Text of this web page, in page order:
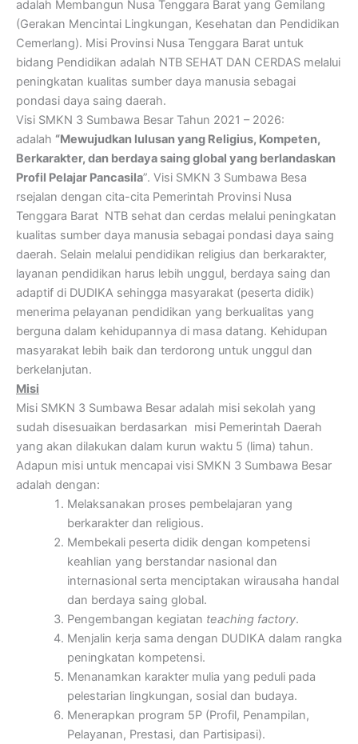
adalah Membangun Nusa Tenggara Barat yang Gemilang
(Gerakan Mencintai Lingkungan, Kesehatan dan Pendidikan
Cemerlang). Misi Provinsi Nusa Tenggara Barat untuk
bidang Pendidikan adalah NTB SEHAT DAN CERDAS melalui
peningkatan kualitas sumber daya manusia sebagai
pondasi daya saing daerah.
Visi SMKN 3 Sumbawa Besar Tahun 2021 – 2026:
adalah “Mewujudkan lulusan yang Religius, Kompeten,
Berkarakter, dan berdaya saing global yang berlandaskan
Profil Pelajar Pancasila”. Visi SMKN 3 Sumbawa Besa
rsejalan dengan cita-cita Pemerintah Provinsi Nusa
Tenggara Barat NTB sehat dan cerdas melalui peningkatan
kualitas sumber daya manusia sebagai pondasi daya saing
daerah. Selain melalui pendidikan religius dan berkarakter,
layanan pendidikan harus lebih unggul, berdaya saing dan
adaptif di DUDIKA sehingga masyarakat (peserta didik)
menerima pelayanan pendidikan yang berkualitas yang
berguna dalam kehidupannya di masa datang. Kehidupan
masyarakat lebih baik dan terdorong untuk unggul dan
berkelanjutan.
Misi
Misi SMKN 3 Sumbawa Besar adalah misi sekolah yang
sudah disesuaikan berdasarkan misi Pemerintah Daerah
yang akan dilakukan dalam kurun waktu 5 (lima) tahun.
Adapun misi untuk mencapai visi SMKN 3 Sumbawa Besar
adalah dengan:
Melaksanakan proses pembelajaran yang
berkarakter dan religious.
Membekali peserta didik dengan kompetensi
keahlian yang berstandar nasional dan
internasional serta menciptakan wirausaha handal
dan berdaya saing global.
Pengembangan kegiatan teaching factory.
Menjalin kerja sama dengan DUDIKA dalam rangka
peningkatan kompetensi.
Menanamkan karakter mulia yang peduli pada
pelestarian lingkungan, sosial dan budaya.
Menerapkan program 5P (Profil, Penampilan,
Pelayanan, Prestasi, dan Partisipasi).